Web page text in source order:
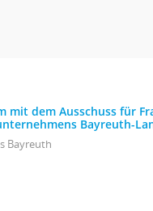
mit dem Ausschuss
Bayreuth-
Bayreuth